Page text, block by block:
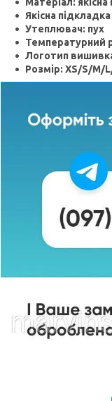
Якісна
Утеплювач: пух
Температурний
Логотип
Розмір: XS/S/M/